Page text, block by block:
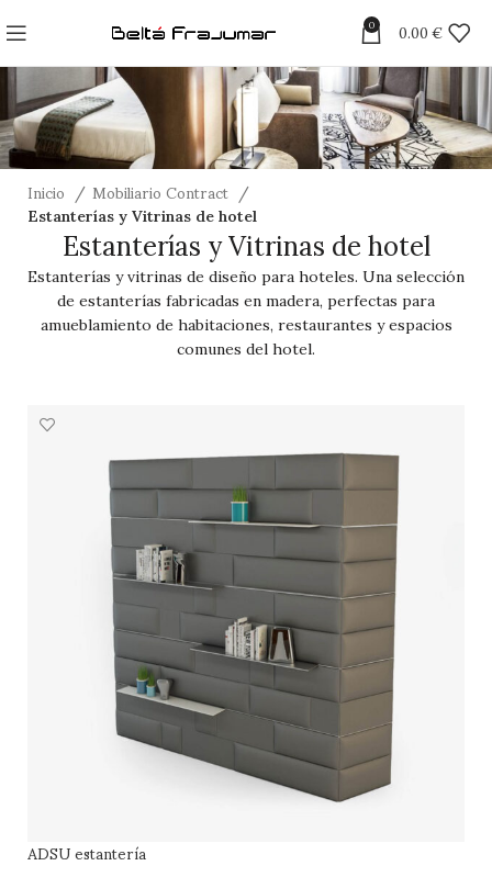
0 0.00 €
Inicio Mobiliario Contract
Estanterías y Vitrinas de hotel
Estanterías y Vitrinas de hotel
Estanterías y vitrinas de diseño para hoteles. Una selección
de estanterías fabricadas en madera, perfectas para
amueblamiento de habitaciones, restaurantes y espacios
comunes del hotel.
ADSU estantería